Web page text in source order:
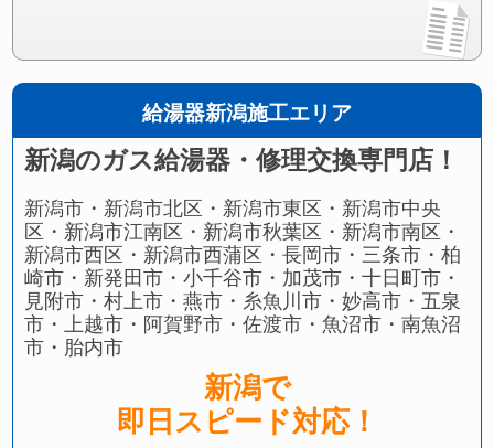
給湯器新潟施工エリア
新潟のガス給湯器・修理交換専門店！
新潟市・新潟市北区・新潟市東区・新潟市中央
区・新潟市江南区・新潟市秋葉区・新潟市南区・
新潟市西区・新潟市西蒲区・長岡市・三条市・柏
崎市・新発田市・小千谷市・加茂市・十日町市・
見附市・村上市・燕市・糸魚川市・妙高市・五泉
市・上越市・阿賀野市・佐渡市・魚沼市・南魚沼
市・胎内市
新潟で
即日スピード対応！